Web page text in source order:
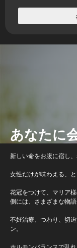
あなたに
新しい命をお腹に宿し
女性だけが味わえる、
花冠をつけて、マリア
側には、さまざまな物語
不妊治療、つわり、切
ン。